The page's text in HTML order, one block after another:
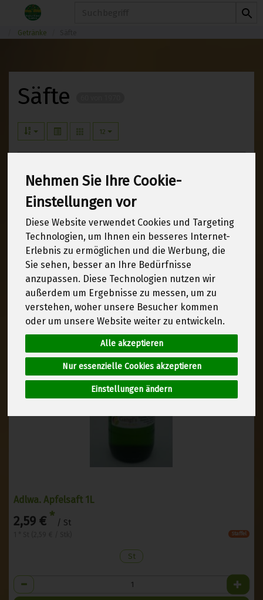
Nehmen Sie Ihre Cookie-
Einstellungen vor
Diese Website verwendet Cookies und Targeting
Technologien, um Ihnen ein besseres Internet-
Erlebnis zu ermöglichen und die Werbung, die
Sie sehen, besser an Ihre Bedürfnisse
anzupassen. Diese Technologien nutzen wir
außerdem um Ergebnisse zu messen, um zu
verstehen, woher unsere Besucher kommen
oder um unsere Website weiter zu entwickeln.
Alle akzeptieren
Nur essenzielle Cookies akzeptieren
Einstellungen ändern
Getränke
Säfte
12
Hersteller Ernährung
Adlwa. Apfelsaft 1L
2,59 € * / St
Staffel
St
Anzahl